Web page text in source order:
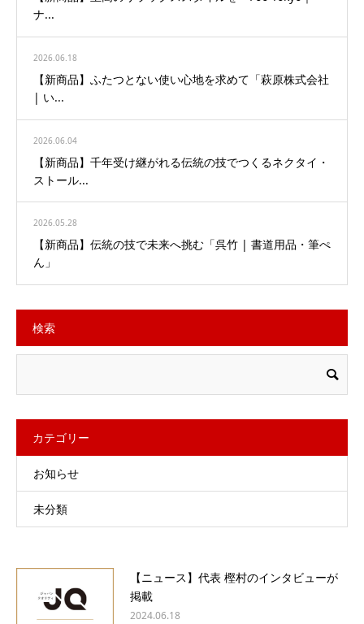
ナ...
2026.06.18
【新商品】ふたつとない使い心地を求めて「萩原株式会社
| い...
2026.06.04
【新商品】千年受け継がれる伝統の技でつくるネクタイ・
ストール...
2026.05.28
【新商品】伝統の技で未来へ挑む「呉竹 | 書道用品・筆ぺ
ん」
検索
カテゴリー
お知らせ
未分類
【ニュース】代表 樫村のインタビューが
掲載
2024.06.18